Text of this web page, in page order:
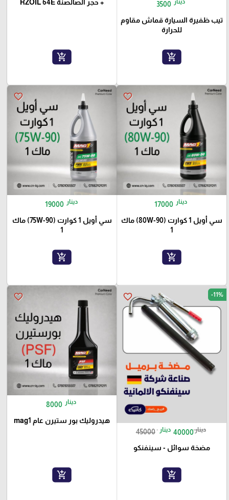
3500
تيب ظفيرة السيارة قماش مقاوم
للحرارة
add_shopping_cart
+ حجر الصالصنة RZOIL 64E
add_shopping_cart
favorite_border
17000 دينار
سي أويل 1 كوارت (80W-90) ماك
1
add_shopping_cart
favorite_border
19000 دينار
سي أويل 1 كوارت (75W-90) ماك
1
add_shopping_cart
favorite_border -11%
45000 دينار40000 دينار
مضخة سوائل - سينفنكو
add_shopping_cart
favorite_border
8000 دينار
هيدروليك بور ستيرن عام mag1
add_shopping_cart